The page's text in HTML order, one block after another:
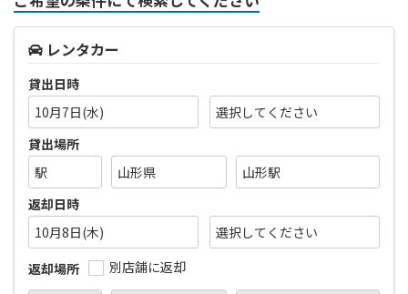
レンタカー
貸出日時
10月7日(水)
貸出場所
返却日時
10月8日(木)
返却場所
別店舗に返却